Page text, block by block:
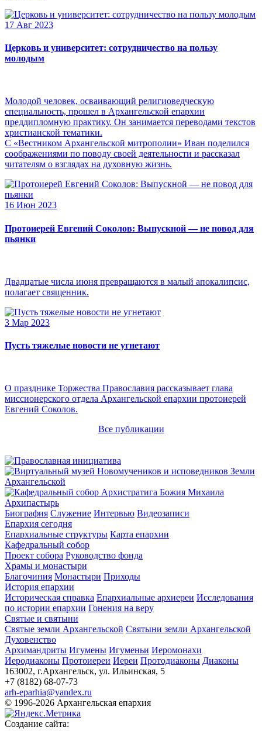
17 Авг 2023
Церковь и университет: сотрудничество на пользу
молодым
Молодой человек, осваивающий религиоведческую
специальность, прошел в Архангельской епархии
преддипломную практику. Он занимается переводами текстов
христианской тематики.
С «Вестником Архангельской митрополии» Иван поделился
соображениями по поводу своей деятельности и рассказал
читателям о взглядах на духовную жизнь.
16 Июн 2023
Протоиерей Евгений Соколов: Выпускной — не повод для
пьянки
Двадцатые числа июня превращаются в малый апокалипсис,
полагает священник.
3 Мар 2023
Пусть тяжелые новости не угнетают
О празднике Торжества Православия рассказывает глава
миссионерского отдела Архангельской епархии протоиерей
Евгений Соколов.
Все публикации
Архипастырь
Биография Служение Интервью Видеозаписи
Епархия сегодня
Епархиальные структуры Карта епархии
Кафедральный собор
Проект собора Руководство фонда
Храмы и монастыри
Благочиния Монастыри Приходы
История епархии
Историческая справка Епархиальные архиереи Исследования
по истории епархии Гонения на веру
Святые и святыни
Святые земли Архангельской Святыни земли Архангельской
Духовенство
Архимандриты Игумены Игуменьи Иеромонахи
Иеродиаконы Протоиереи Иереи Протодиаконы Диаконы
163002, г.Архангельск, ул. Ильинская, 5
+7 (8182) 68-07-73
arh-eparhia@yandex.ru
© 1996-2026 Архангельская епархия
Создание сайта: